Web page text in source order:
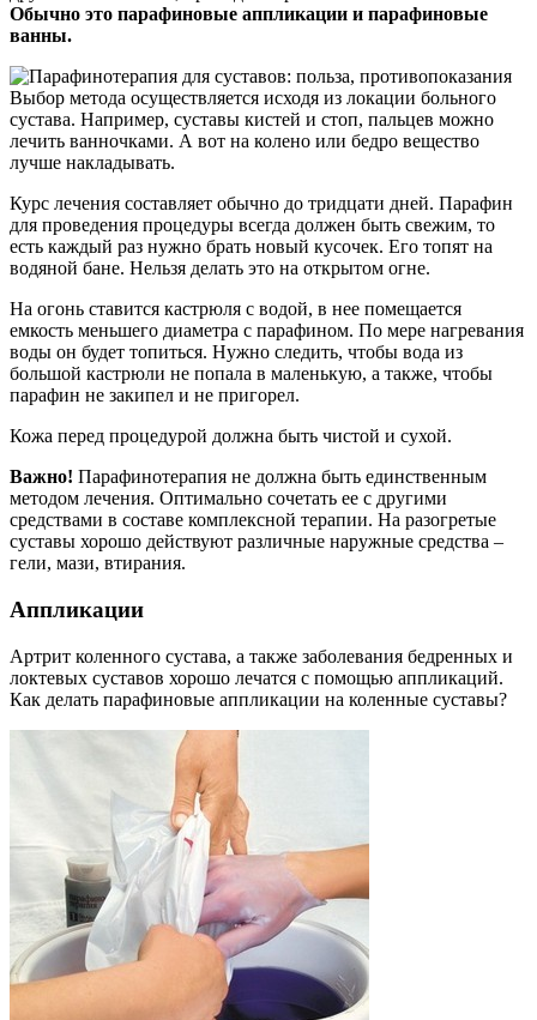
Обычно это парафиновые аппликации и парафиновые
ванны.
Выбор метода осуществляется исходя из локации больного
сустава. Например, суставы кистей и стоп, пальцев можно
лечить ванночками. А вот на колено или бедро вещество
лучше накладывать.
Курс лечения составляет обычно до тридцати дней. Парафин
для проведения процедуры всегда должен быть свежим, то
есть каждый раз нужно брать новый кусочек. Его топят на
водяной бане. Нельзя делать это на открытом огне.
На огонь ставится кастрюля с водой, в нее помещается
емкость меньшего диаметра с парафином. По мере нагревания
воды он будет топиться. Нужно следить, чтобы вода из
большой кастрюли не попала в маленькую, а также, чтобы
парафин не закипел и не пригорел.
Кожа перед процедурой должна быть чистой и сухой.
Важно! Парафинотерапия не должна быть единственным
методом лечения. Оптимально сочетать ее с другими
средствами в составе комплексной терапии. На разогретые
суставы хорошо действуют различные наружные средства –
гели, мази, втирания.
Аппликации
Артрит коленного сустава, а также заболевания бедренных и
локтевых суставов хорошо лечатся с помощью аппликаций.
Как делать парафиновые аппликации на коленные суставы?